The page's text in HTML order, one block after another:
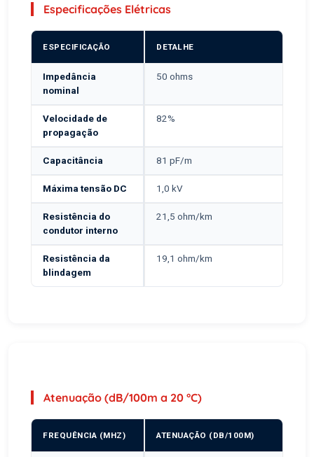
Especificações Elétricas
ESPECIFICAÇÃO DETALHE
Impedância
nominal
50 ohms
Velocidade de
propagação
82%
Capacitância 81 pF/m
Máxima tensão DC 1,0 kV
Resistência do
condutor interno
21,5 ohm/km
Resistência da
blindagem
19,1 ohm/km
Atenuação (dB/100m a 20 °C)
FREQUÊNCIA (MHZ) ATENUAÇÃO (DB/100M)